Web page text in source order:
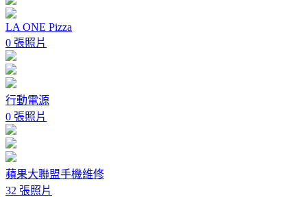
LA ONE Pizza
0 張照片
行動電源
0 張照片
蘋果大聯盟手機維修
32 張照片